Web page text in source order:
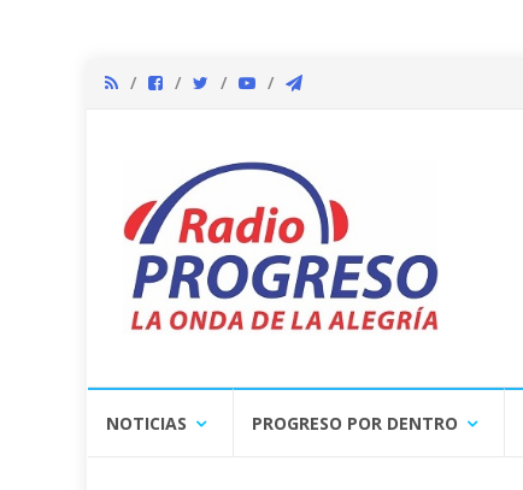
NOTICIAS PROGRESO POR DENTRO